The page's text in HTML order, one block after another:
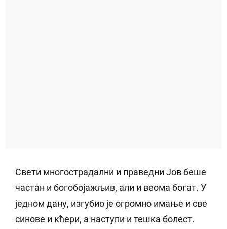
Свети многострадални и праведни Јов беше
частан и богобојажљив, али и веома богат. У
једном дану, изгубио је огромно имање и све
синове и кћери, а наступи и тешка болест.